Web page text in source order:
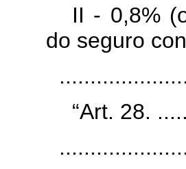
II - 0,8%
do seguro
“Art. 28.